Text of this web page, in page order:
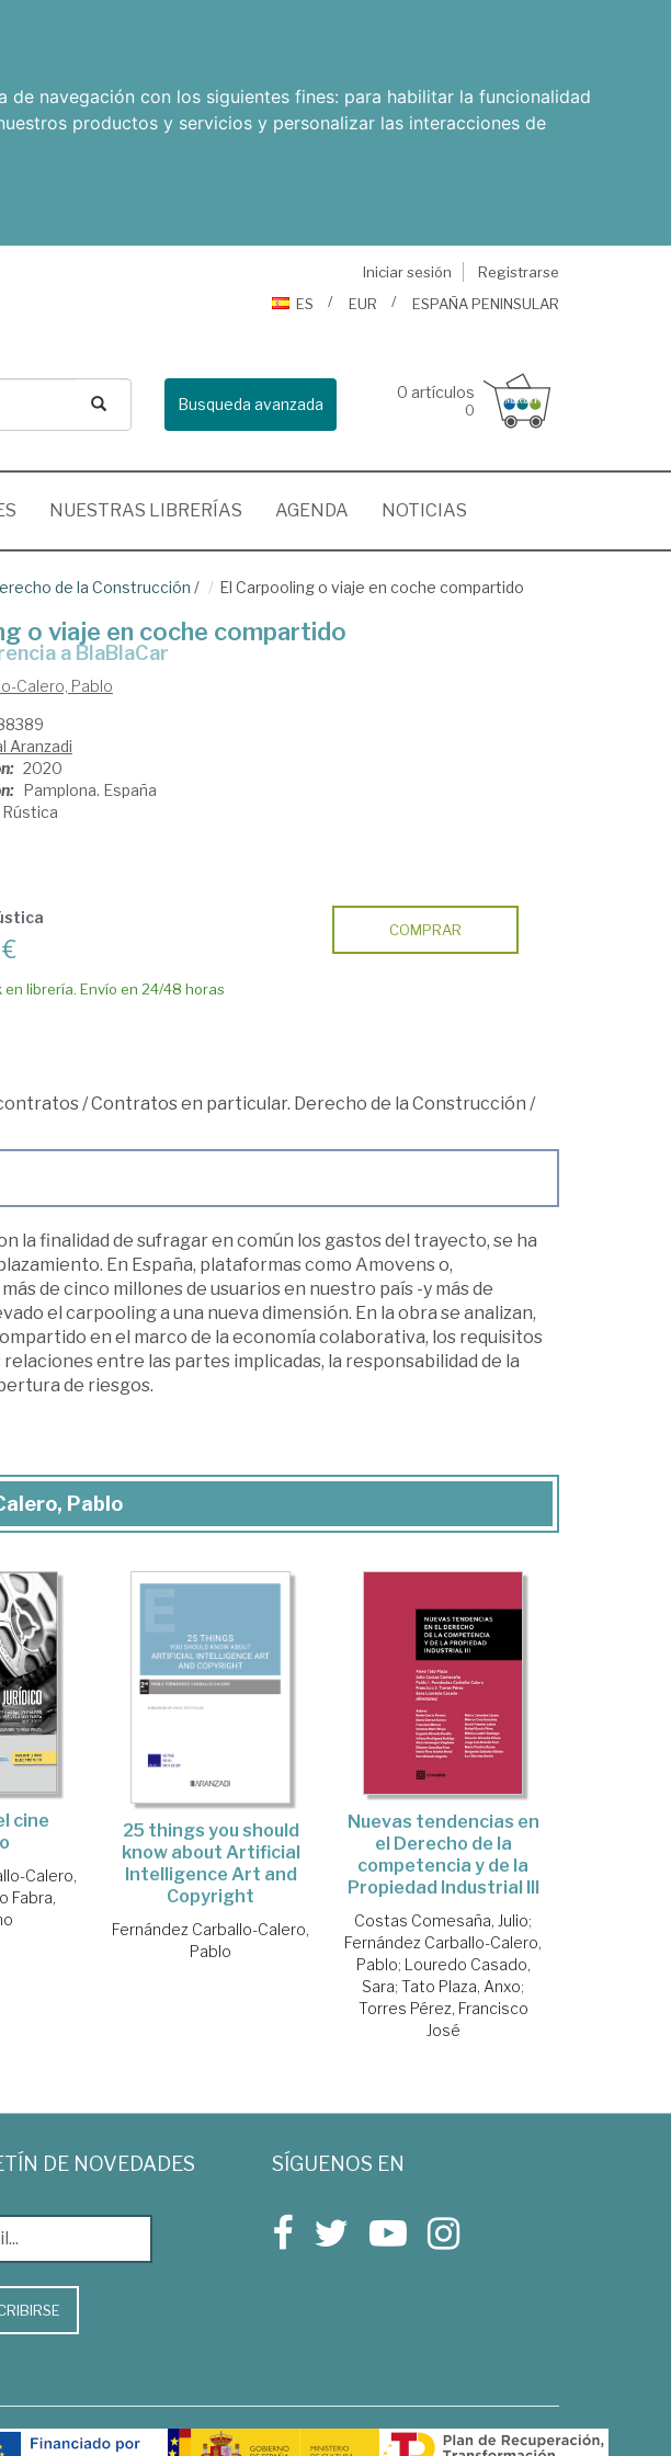
navegación con los siguientes fines: para habilitar la funcionalidad
productos y servicios y personalizar las interacciones de
Iniciar sesión
Registrarse
ES
EUR ESPAÑA PENINSULAR
Busqueda avanzada
0 artículos
0
NUESTRAS LIBRERÍAS AGENDA NOTICIAS
de la Construcción / El Carpooling o viaje en coche compartido
o viaje en coche compartido
a BlaBlaCar
Calero, Pablo
Aranzadi
2020
Pamplona. España
Rústica
en librería. Envío en 24/48 horas
COMPRAR
/Contratos en particular. Derecho de la Construcción /
la finalidad de sufragar en común los gastos del trayecto, se ha
En España, plataformas como Amovens o,
de cinco millones de usuarios en nuestro país -y más de
el carpooling a una nueva dimensión. En la obra se analizan,
en el marco de la economía colaborativa, los requisitos
entre las partes implicadas, la responsabilidad de la
de riesgos.
Pablo
cine
Calero,
Fabra,
25 things you should
know about Artificial
Intelligence Art and
Copyright
Fernández Carballo-Calero,
Pablo
Nuevas tendencias en
el Derecho de la
competencia y de la
Propiedad Industrial III
Costas Comesaña, Julio;
Fernández Carballo-Calero,
Pablo; Louredo Casado,
Sara;Tato Plaza, Anxo;
Torres Pérez, Francisco
José
DE NOVEDADES SÍGUENOS EN